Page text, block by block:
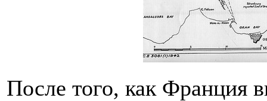
После того, как Франция